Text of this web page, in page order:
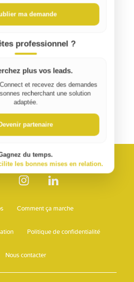
Comment ça marche
Politique de confidentialité
Nous contacter
ma demande
professionnel ?
plus vos leads.
et recevez des demandes
recherchant une solution
adaptée.
partenaire
du temps.
les bonnes mises en relation.